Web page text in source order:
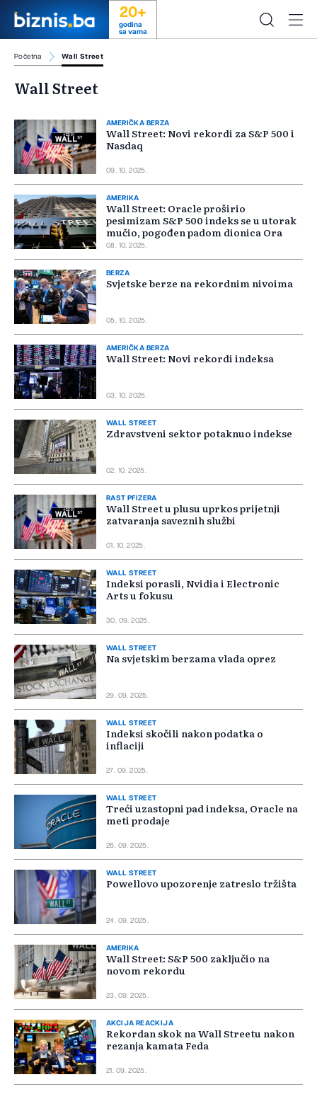
20+
godina
sa vama
Početna Wall Street
Wall Street
AMERIČKA BERZA
Wall Street: Novi rekordi za S&P 500 i
Nasdaq
09. 10. 2025.
AMERIKA
Wall Street: Oracle proširio
pesimizam S&P 500 indeks se u utorak
mučio, pogođen padom dionica Ora
08. 10. 2025.
BERZA
Svjetske berze na rekordnim nivoima
05. 10. 2025.
AMERIČKA BERZA
Wall Street: Novi rekordi indeksa
03. 10. 2025.
WALL STREET
Zdravstveni sektor potaknuo indekse
02. 10. 2025.
RAST PFIZERA
Wall Street u plusu uprkos prijetnji
zatvaranja saveznih službi
01. 10. 2025.
WALL STREET
Indeksi porasli, Nvidia i Electronic
Arts u fokusu
30. 09. 2025.
WALL STREET
Na svjetskim berzama vlada oprez
29. 09. 2025.
WALL STREET
Indeksi skočili nakon podatka o
inflaciji
27. 09. 2025.
WALL STREET
Treći uzastopni pad indeksa, Oracle na
meti prodaje
26. 09. 2025.
WALL STREET
Powellovo upozorenje zatreslo tržišta
24. 09. 2025.
AMERIKA
Wall Street: S&P 500 zaključio na
novom rekordu
23. 09. 2025.
AKCIJA REACKIJA
Rekordan skok na Wall Streetu nakon
rezanja kamata Feda
21. 09. 2025.